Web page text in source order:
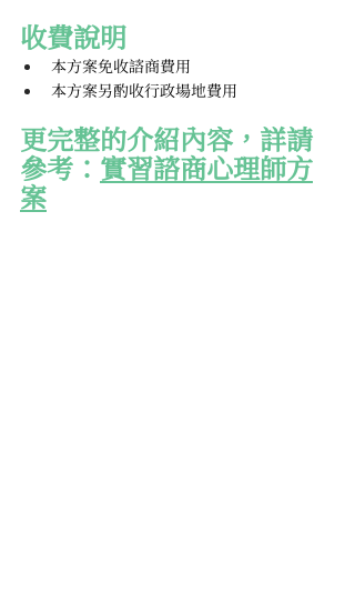
收費說明
本方案免收諮商費用
本方案另酌收行政場地費用
更完整的介紹內容，詳請
參考： 實習諮商心理師方
案